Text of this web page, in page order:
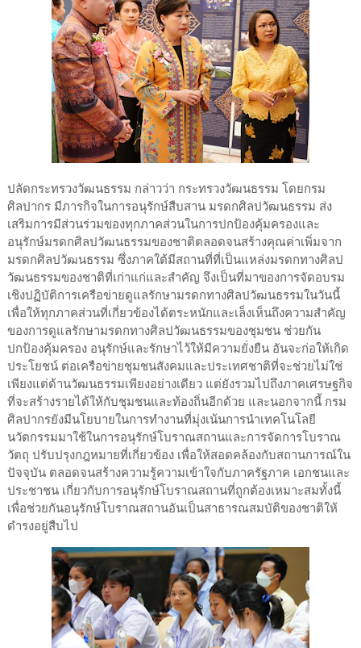
ปลัดกระทรวงวัฒนธรรม กล่าวว่า กระทรวงวัฒนธรรม โดยกรม
ศิลปากร มีภารกิจในการอนุรักษ์สืบสาน มรดกศิลปวัฒนธรรม ส่ง
เสริมการมีส่วนร่วมของทุกภาคส่วนในการปกป้องคุ้มครองและ
อนุรักษ์มรดกศิลปวัฒนธรรมของชาติตลอดจนสร้างคุณค่าเพิ่มจาก
มรดกศิลปวัฒนธรรม ซึ่งภาคใต้มีสถานที่ที่เป็นแหล่งมรดกทางศิลป
วัฒนธรรมของชาติที่เก่าแก่และสำคัญ จึงเป็นที่มาของการจัดอบรม
เชิงปฏิบัติการเครือข่ายดูแลรักษามรดกทางศิลปวัฒนธรรมในวันนี้
เพื่อให้ทุกภาคส่วนที่เกี่ยวข้องได้ตระหนักและเล็งเห็นถึงความสำคัญ
ของการดูแลรักษามรดกทางศิลปวัฒนธรรมของชุมชน ช่วยกัน
ปกป้องคุ้มครอง อนุรักษ์และรักษาไว้ให้มีความยั่งยืน อันจะก่อให้เกิด
ประโยชน์ ต่อเครือข่ายชุมชนสังคมและประเทศชาติที่จะช่วยไม่ใช่
เพียงแต่ด้านวัฒนธรรมเพียงอย่างเดียว แต่ยังรวมไปถึงภาคเศรษฐกิจ
ที่จะสร้างรายได้ให้กับชุมชนและท้องถิ่นอีกด้วย และนอกจากนี้ กรม
ศิลปากรยังมีนโยบายในการทำงานที่มุ่งเน้นการนำเทคโนโลยี
นวัตกรรมมาใช้ในการอนุรักษ์โบราณสถานและการจัดการโบราณ
วัตถุ ปรับปรุงกฎหมายที่เกี่ยวข้อง เพื่อให้สอดคล้องกับสถานการณ์ใน
ปัจจุบัน ตลอดจนสร้างความรู้ความเข้าใจกับภาครัฐภาค เอกชนและ
ประชาชน เกี่ยวกับการอนุรักษ์โบราณสถานที่ถูกต้องเหมาะสมทั้งนี้
เพื่อช่วยกันอนุรักษ์โบราณสถานอันเป็นสาธารณสมบัติของชาติให้
ดำรงอยู่สืบไป